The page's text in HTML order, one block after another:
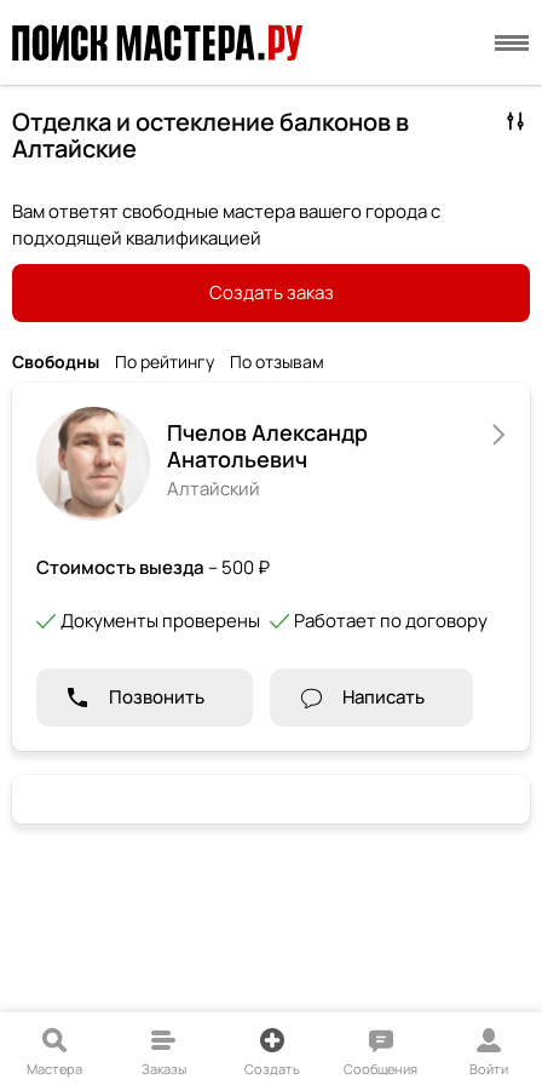
Отделка и остекление балконов в
Алтайские
Вам ответят свободные мастера вашего города с
подходящей квалификацией
Создать заказ
Свободны По рейтингу По отзывам
Пчелов Александр
Анатольевич
Алтайский
Стоимость выезда – 500 ₽
Документы проверены Работает по договору
Позвонить Написать
Мастера Заказы Создать Сообщения Войти